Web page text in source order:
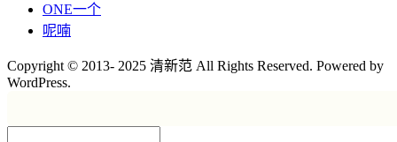
ONE一个
呢喃
Copyright © 2013- 2025 清新范 All Rights Reserved. Powered by
WordPress.